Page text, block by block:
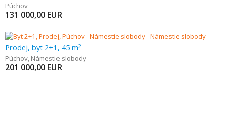
Púchov
131 000,00 EUR
Prodej, byt 2+1, 45 m2
Púchov, Námestie slobody
201 000,00 EUR